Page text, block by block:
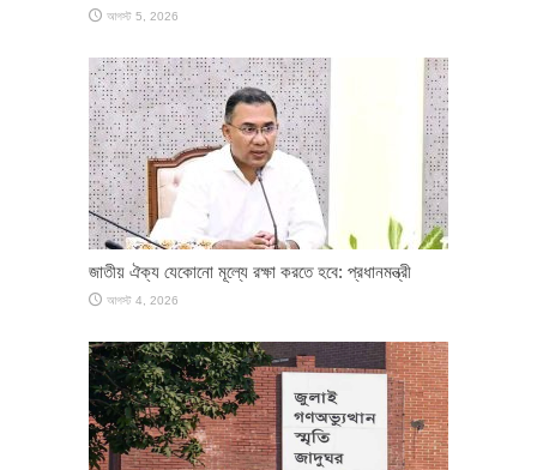
আগস্ট 5, 2026
জাতীয় ঐক্য যেকোনো মূল্যে রক্ষা করতে হবে: প্রধানমন্ত্রী
আগস্ট 4, 2026